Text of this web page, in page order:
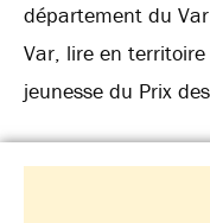
département du
Var, lire en
jeunesse du Prix